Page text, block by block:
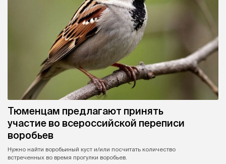
Тюменцам предлагают принять
участие во всероссийской переписи
воробьев
Нужно найти воробьиный куст и/или посчитать количество
встреченных во время прогулки воробьев.